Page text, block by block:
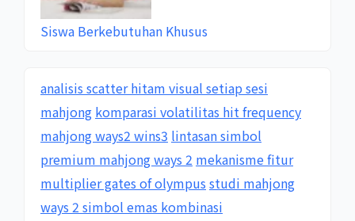
Siswa Berkebutuhan Khusus
analisis scatter hitam visual setiap sesi
mahjong komparasi volatilitas hit frequency
mahjong ways2 wins3 lintasan simbol
premium mahjong ways 2 mekanisme fitur
multiplier gates of olympus studi mahjong
ways 2 simbol emas kombinasi